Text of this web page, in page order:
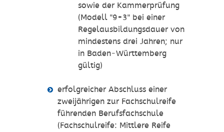
sowie der Kammerprüfung
(Modell "9+3" bei einer
Regelausbildungsdauer von
mindestens drei Jahren; nur
in Baden-Württemberg
gültig)
erfolgreicher Abschluss einer
zweijährigen zur Fachschulreife
führenden Berufsfachschule
(Fachschulreife: Mittlere Reife